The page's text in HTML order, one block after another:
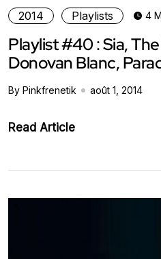
2014 Playlists 4
Playlist #40 : Sia,
Donovan Blanc,
By Pinkfrenetik août 1, 2014
Read Article